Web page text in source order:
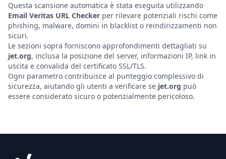
Questa scansione automatica è stata eseguita utilizzando
Email Veritas URL Checker per rilevare potenziali rischi come
phishing, malware, domini in blacklist o reindirizzamenti non
sicuri.
Le sezioni sopra forniscono approfondimenti dettagliati su
jet.org, inclusa la posizione del server, informazioni IP, link in
uscita e convalida del certificato SSL/TLS.
Ogni parametro contribuisce al punteggio complessivo di
sicurezza, aiutando gli utenti a verificare se jet.org può
essere considerato sicuro o potenzialmente pericoloso.